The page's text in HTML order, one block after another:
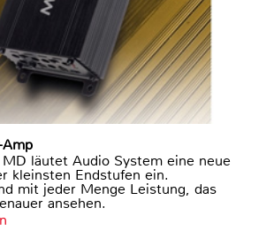
läutet Audio System eine neue
kleinsten Endstufen ein.
mit jeder Menge Leistung, das
ansehen.